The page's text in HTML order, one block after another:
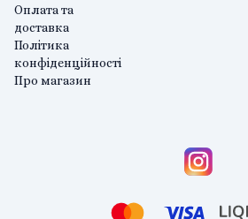
Оплата та
доставка
Політика
конфіденційності
Про магазин